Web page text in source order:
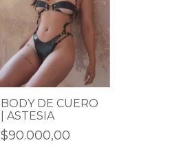
BODY DE CUERO
| ASTESIA
$90.000,00